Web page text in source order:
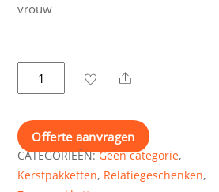
vrouw
Gereedschapskist
Stanley
met
logo
aantal
Share
Offerte aanvragen
CATEGORIEËN:Geen categorie,
Kerstpakketten, Relatiegeschenken,